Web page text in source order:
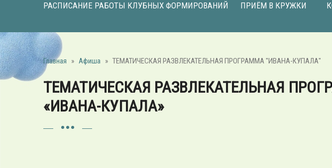
РАСПИСАНИЕ РАБОТЫ КЛУБНЫХ ФОРМИРОВАНИЙ ПРИЁМ В КРУЖКИ
Главная » Афиша » ТЕМАТИЧЕСКАЯ РАЗВЛЕКАТЕЛЬНАЯ ПРОГРАММА "ИВАНА-КУПАЛА"
ТЕМАТИЧЕСКАЯ РАЗВЛЕКАТЕЛЬНАЯ
«ИВАНА-КУПАЛА»